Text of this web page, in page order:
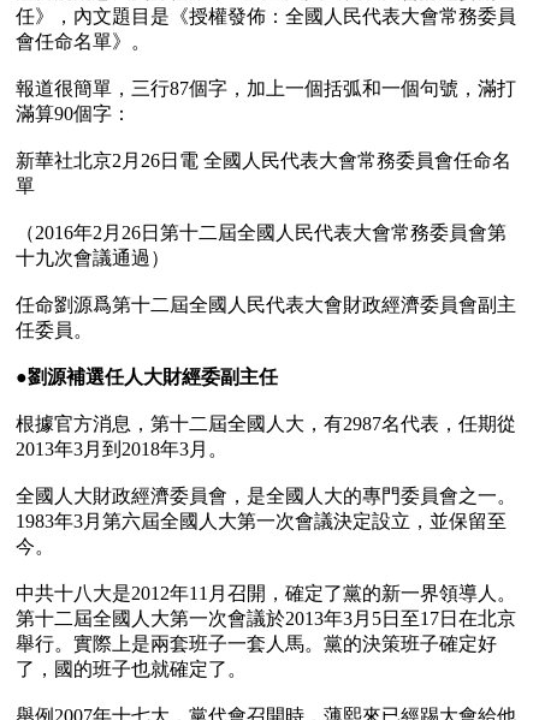
任》，內文題目是《授權發佈：全國人民代表大會常務委員
會任命名單》。
報道很簡單，三行87個字，加上一個括弧和一個句號，滿打
滿算90個字：
新華社北京2月26日電 全國人民代表大會常務委員會任命名
單
（2016年2月26日第十二屆全國人民代表大會常務委員會第
十九次會議通過）
任命劉源爲第十二屆全國人民代表大會財政經濟委員會副主
任委員。
●劉源補選任人大財經委副主任
根據官方消息，第十二屆全國人大，有2987名代表，任期從
2013年3月到2018年3月。
全國人大財政經濟委員會，是全國人大的專門委員會之一。
1983年3月第六屆全國人大第一次會議決定設立，並保留至
今。
中共十八大是2012年11月召開，確定了黨的新一界領導人。
第十二屆全國人大第一次會議於2013年3月5日至17日在北京
舉行。實際上是兩套班子一套人馬。黨的決策班子確定好
了，國的班子也就確定了。
舉例2007年十七大，黨代會召開時，薄熙來已經踢大會給他